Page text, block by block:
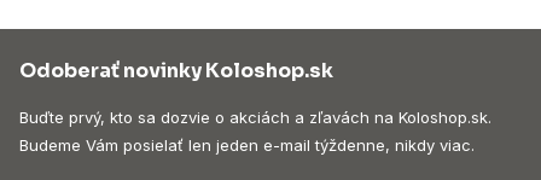
Odoberať novinky Koloshop.sk
Buďte prvý, kto sa dozvie o akciách a zľavách na Koloshop.sk.
Budeme Vám posielať len jeden e-mail týždenne, nikdy viac.